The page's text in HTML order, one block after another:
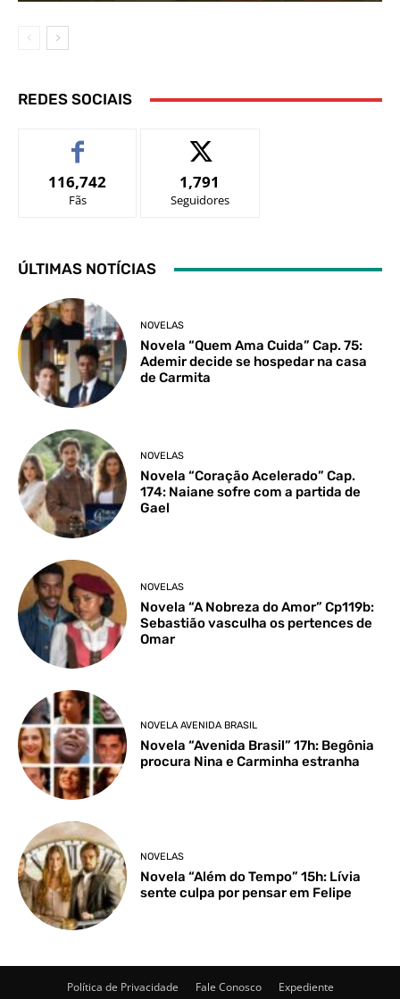
REDES SOCIAIS
116,742
Fãs
1,791
Seguidores
ÚLTIMAS NOTÍCIAS
NOVELAS
Novela “Quem Ama Cuida” Cap. 75:
Ademir decide se hospedar na casa
de Carmita
NOVELAS
Novela “Coração Acelerado” Cap.
174: Naiane sofre com a partida de
Gael
NOVELAS
Novela “A Nobreza do Amor” Cp119b:
Sebastião vasculha os pertences de
Omar
NOVELA AVENIDA BRASIL
Novela “Avenida Brasil” 17h: Begônia
procura Nina e Carminha estranha
NOVELAS
Novela “Além do Tempo” 15h: Lívia
sente culpa por pensar em Felipe
Política de Privacidade Fale Conosco Expediente